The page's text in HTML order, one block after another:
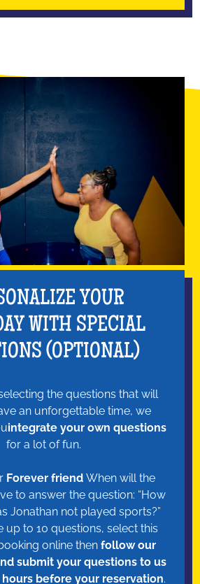
YOUR
WITH SPECIAL
(OPTIONAL)
the questions that will
an unforgettable time, we
integrate your own questions
for a lot of fun.
Forever friend When will the
to answer the question: “How
Jonathan not played sports?”
up to 10 questions, select this
online then follow our
submit your questions to us
before your reservation.